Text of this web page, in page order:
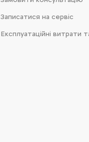
Записатися на сервіс
Експлуатаційні витрати